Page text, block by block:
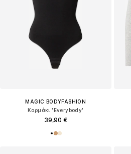
MAGIC BODYFASHION
Κορμάκι 'Everybody'
39,90 €